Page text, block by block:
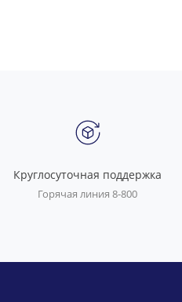
Круглосуточная поддержка
Горячая линия 8-800